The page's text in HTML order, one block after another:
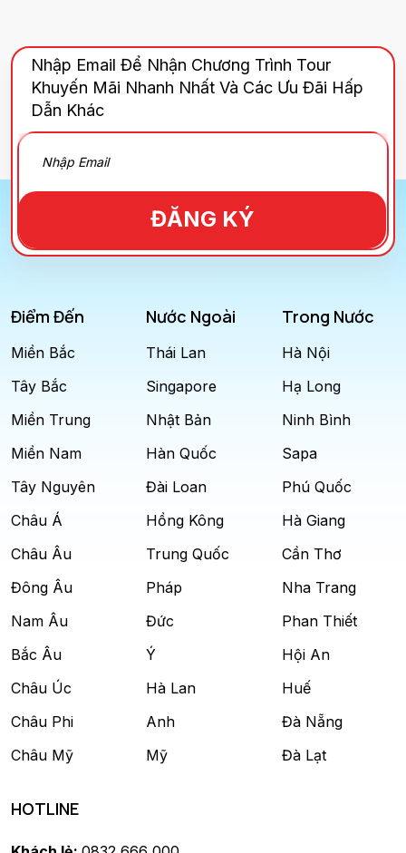
Nhập Email Để Nhận Chương Trình Tour
Khuyến Mãi Nhanh Nhất Và Các Ưu Đãi Hấp
Dẫn Khác
ĐĂNG KÝ
Điểm Đến
Miền Bắc
Tây Bắc
Miền Trung
Miền Nam
Tây Nguyên
Châu Á
Châu Âu
Đông Âu
Nam Âu
Bắc Âu
Châu Úc
Châu Phi
Châu Mỹ
Nước Ngoài
Thái Lan
Singapore
Nhật Bản
Hàn Quốc
Đài Loan
Hồng Kông
Trung Quốc
Pháp
Đức
Ý
Hà Lan
Anh
Mỹ
Trong Nước
Hà Nội
Hạ Long
Ninh Bình
Sapa
Phú Quốc
Hà Giang
Cần Thơ
Nha Trang
Phan Thiết
Hội An
Huế
Đà Nẵng
Đà Lạt
HOTLINE